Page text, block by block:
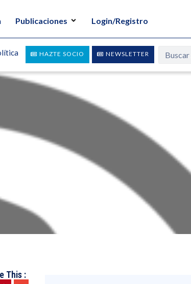
Publicaciones Login/Registro
NEWSLETTER
HAZTE SOCIO
This :